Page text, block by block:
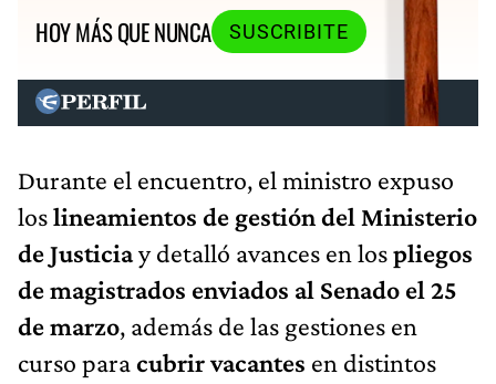
HOY MÁS QUE NUNCA
SUSCRIBITE
Durante el encuentro, el ministro expuso
loslineamientos de gestión del Ministerio
de Justiciay detalló avances en lospliegos
de magistrados enviados al Senado el 25
de marzo, además de las gestiones en
curso paracubrir vacantes en distintos